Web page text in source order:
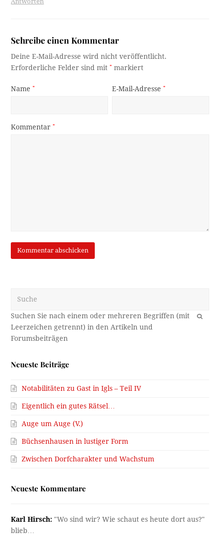
Schreibe einen Kommentar
Deine E-Mail-Adresse wird nicht veröffentlicht.
Erforderliche Felder sind mit* markiert
Name* E-Mail-Adresse*
Kommentar*
OK
Neueste Beiträge
Notabilitäten zu Gast in Igls – Teil IV
Eigentlich ein gutes Rätsel…
Auge um Auge (V.)
Büchsenhausen in lustiger Form
Zwischen Dorfcharakter und Wachstum
Neueste Kommentare
Karl Hirsch: "Wo sind wir? Wie schaut es heute dort aus?"
blieb…